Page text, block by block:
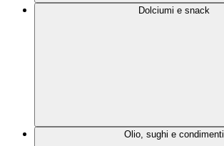
Dolciumi e snack
Olio, sughi e condimenti